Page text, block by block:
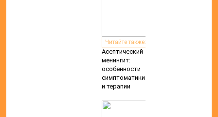
Читайте также:
Асептический
менингит:
особенности
симптоматики
и терапии